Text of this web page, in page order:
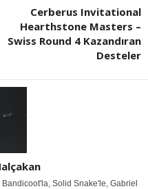
Cerberus Invitational
Hearthstone Masters –
Swiss Round 4 Kazandıran
Desteler
Solid Snake'le, Gabriel